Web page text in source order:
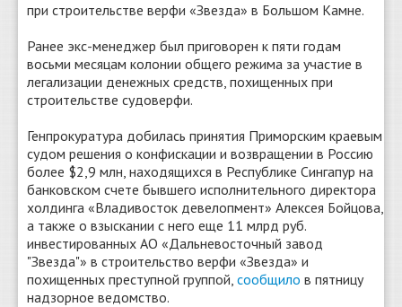
при строительстве верфи «Звезда» в Большом Камне.
Ранее экс-менеджер был приговорен к пяти годам
восьми месяцам колонии общего режима за участие в
легализации денежных средств, похищенных при
строительстве судоверфи.
Генпрокуратура добилась принятия Приморским краевым
судом решения о конфискации и возвращении в Россию
более $2,9 млн, находящихся в Республике Сингапур на
банковском счете бывшего исполнительного директора
холдинга «Владивосток девелопмент» Алексея Бойцова,
а также о взыскании с него еще 11 млрд руб.
инвестированных АО «Дальневосточный завод
"Звезда"» в строительство верфи «Звезда» и
похищенных преступной группой, сообщило в пятницу
надзорное ведомство.